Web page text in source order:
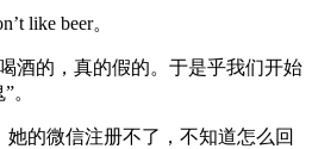
like beer。
酒的，真的假的。于是乎我们开始
。
她的微信注册不了，不知道怎么回